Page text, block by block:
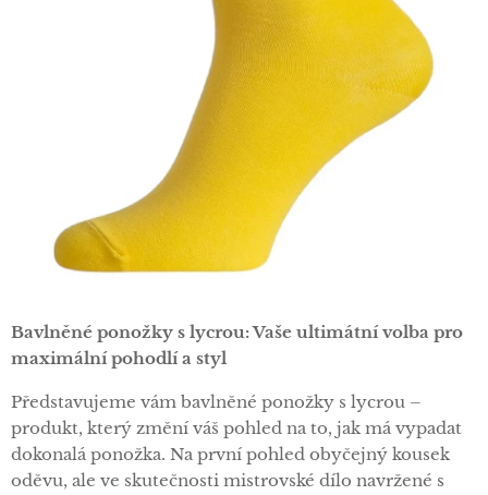
Bavlněné ponožky s lycrou: Vaše ultimátní volba pro
maximální pohodlí a styl
Představujeme vám bavlněné ponožky s lycrou –
produkt, který změní váš pohled na to, jak má vypadat
dokonalá ponožka. Na první pohled obyčejný kousek
oděvu, ale ve skutečnosti mistrovské dílo navržené s